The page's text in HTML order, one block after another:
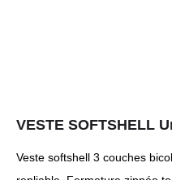
VESTE SOFTSHELL
Veste softshell 3 couches